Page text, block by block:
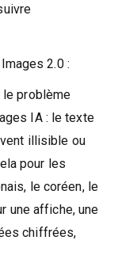
2.0 :
le problème
IA : le texte
illisible ou
pour les
le coréen, le
une affiche, une
chiffrées,